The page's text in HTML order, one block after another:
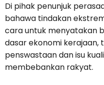
Di pihak penunjuk
bahawa tindakan
cara untuk menyatakan
dasar ekonomi
penswastaan dan isu
membebankan rakyat.